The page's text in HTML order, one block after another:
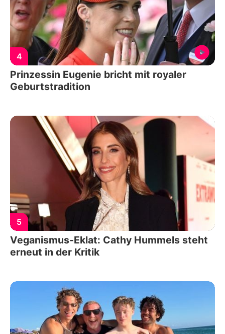
4
Prinzessin Eugenie bricht mit royaler
Geburtstradition
5
Veganismus-Eklat: Cathy Hummels steht
erneut in der Kritik